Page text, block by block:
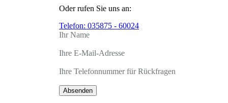
Oder rufen Sie uns an:
Telefon: 035875 - 60024
Ihr Name
Ihre E-Mail-Adresse
Ihre Telefonnummer für Rückfragen
Absenden